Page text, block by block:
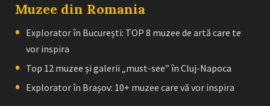
Muzee din Romania
Explorator în București: TOP 8 muzee de artă care te
vor inspira
Top 12 muzee și galerii „must-see” în Cluj-Napoca
Explorator în Brașov: 10+ muzee care vă vor inspira